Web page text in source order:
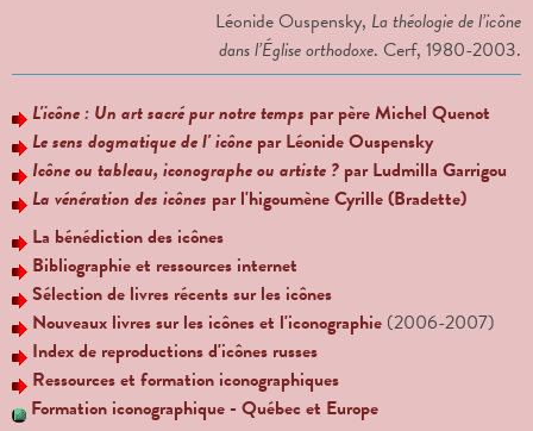
Léonide Ouspensky, La théologie de l’icône
dans l’Église orthodoxe. Cerf, 1980-2003.
L'icône : Un art sacré pur notre temps par père Michel Quenot
Le sens dogmatique de l' icône par Léonide Ouspensky
Icône ou tableau, iconographe ou artiste ? par Ludmilla Garrigou
La vénération des icônes par l'higoumène Cyrille (Bradette)
La bénédiction des icônes
Bibliographie et ressources internet
Sélection de livres récents sur les icônes
Nouveaux livres sur les icônes et l'iconographie (2006-2007)
Index de reproductions d'icônes russes
Ressources et formation iconographiques
Formation iconographique - Québec et Europe